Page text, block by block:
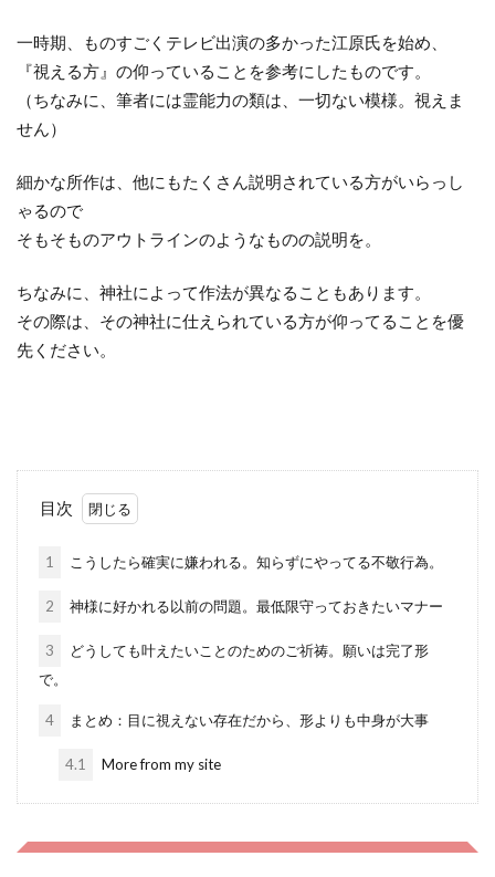
一時期、ものすごくテレビ出演の多かった江原氏を始め、
『視える方』の仰っていることを参考にしたものです。
（ちなみに、筆者には霊能力の類は、一切ない模様。視えま
せん）
細かな所作は、他にもたくさん説明されている方がいらっし
ゃるので
そもそものアウトラインのようなものの説明を。
ちなみに、神社によって作法が異なることもあります。
その際は、その神社に仕えられている方が仰ってることを優
先ください。
目次
1 こうしたら確実に嫌われる。知らずにやってる不敬行為。
2 神様に好かれる以前の問題。最低限守っておきたいマナー
3
どうしても叶えたいことのためのご祈祷。願いは完了形
で。
4 まとめ：目に視えない存在だから、形よりも中身が大事
4.1 More from my site